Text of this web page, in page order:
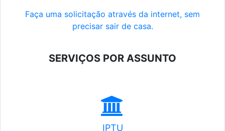
Faça uma solicitação através da internet, sem
precisar sair de casa.
SERVIÇOS POR ASSUNTO
IPTU